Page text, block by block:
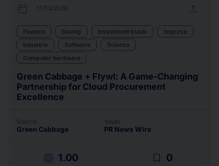
calendar_today 17/03/2026 upload
Finance Saving Investment trusts
Imprese
Industria
Software
Scienza
Computer hardware
Green Cabbage + Flywl: A Game-Changing
Partnership for Cloud Procurement
Excellence
Source
Green Cabbage
Issuer
PR News Wire
target 1.00 bookmark_border 0